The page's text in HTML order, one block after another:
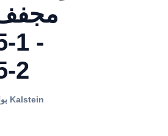
مجفف
1 -
2
بواسطة Kalstein